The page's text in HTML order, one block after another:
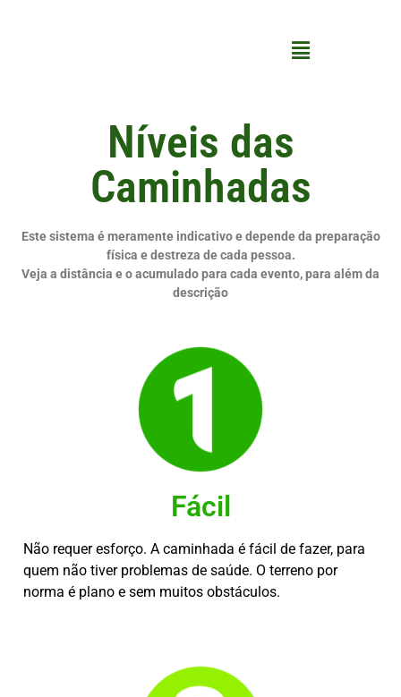
Níveis das
Caminhadas
Este sistema é meramente indicativo e depende da preparação
física e destreza de cada pessoa.
Veja a distância e o acumulado para cada evento, para além da
descrição
Fácil
Não requer esforço. A caminhada é fácil de fazer, para
quem não tiver problemas de saúde. O terreno por
norma é plano e sem muitos obstáculos.